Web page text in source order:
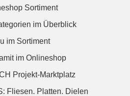
Sortiment
im Überblick
im Sortiment
im Onlineshop
Projekt-Marktplatz
Fliesen. Platten. Dielen